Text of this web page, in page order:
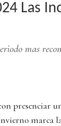
Las
mas
presenciar
marca